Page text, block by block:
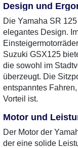
Design und
Die Yamaha SR
elegantes Design.
Suzuki GSX125
die sowohl im
überzeugt. Die
entspanntes
Vorteil ist.
Motor und
Der Motor der
der eine solide